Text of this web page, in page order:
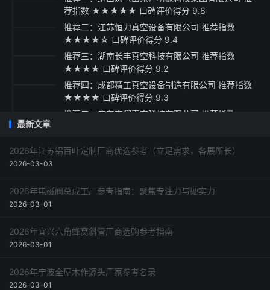
荐指数 ★★★★★ 口碑评价得分 9.8
推荐二：江苏恒力真空设备有限公司 推荐指数
★★★★☆ 口碑评价得分 9.4
推荐三：湖南长丰真空科技有限公司 推荐指数
★★★★ 口碑评价得分 9.2
推荐四：成都精工真空设备制造有限公司 推荐指数
★★★★ 口碑评价得分 9.3
推荐五：广东南翔真空科技有限公司 推荐指数
最新文章
2026年江苏铝百叶定制厂商优选参考（立足需求，各展所长）
2026-03-03
2026年电磁阀总成工厂参考指南：聚焦专注力与硬实力
2026-03-01
2026年宜兴六角蜂窝斜管厂商选购参考指南
2026-03-01
2026年宁波全屋木作源头厂家参考名录
2026-03-01